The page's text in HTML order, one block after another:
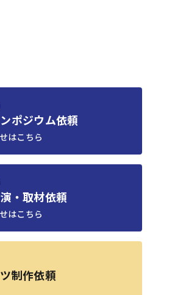
ポジウム依頼
はこちら
・取材依頼
はこちら
制作依頼